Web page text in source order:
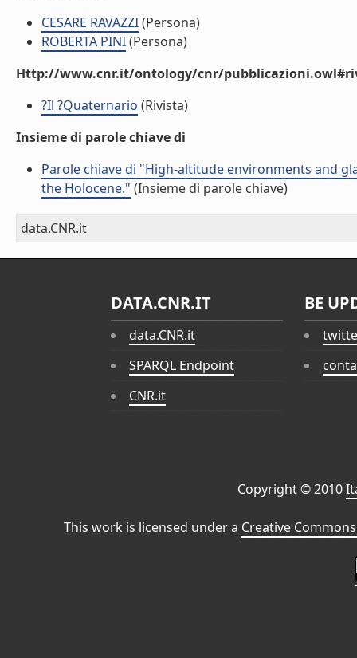
CESARE RAVAZZI(Persona)
ROBERTA PINI(Persona)
Http://www.cnr.it/ontology/cnr/
?Il ?Quaternario (Rivista)
Insieme di parole chiave di
Parole chiave di "High-altitude environments and
the Holocene." (Insieme di parole chiave)
data.CNR.it
DATA.CNR.IT
data.CNR.it
SPARQL Endpoint
CNR.it
BE
Copyright © 2010
This work is licensed under a Creative